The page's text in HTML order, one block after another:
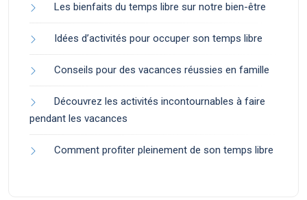
Les bienfaits du temps libre sur notre bien-être
Idées d’activités pour occuper son temps libre
Conseils pour des vacances réussies en famille
Découvrez les activités incontournables à faire
pendant les vacances
Comment profiter pleinement de son temps libre